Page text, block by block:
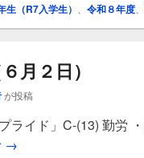
生（R7入学生） 令和８年度
月２日）
が投稿
ライド」C-(13) 勤労
今週の道徳（６月２日）
→